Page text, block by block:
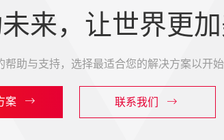
来，让世界更
帮助与支持，选择最适合您的解决方案以开
案 联系我们